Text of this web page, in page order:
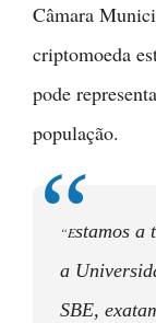
Câmara
criptomoeda
pode
população.
“Estamos a
a
SBE,